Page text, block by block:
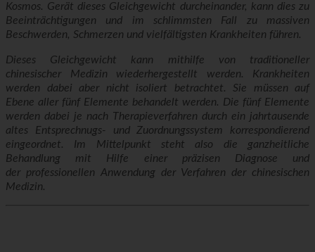
Kosmos. Gerät dieses Gleichgewicht durcheinander, kann dies zu
Beeinträchtigungen und im schlimmsten Fall zu massiven
Beschwerden, Schmerzen und vielfältigsten Krankheiten führen.
Dieses Gleichgewicht kann mithilfe von traditioneller
chinesischer Medizin wiederhergestellt werden. Krankheiten
werden dabei aber nicht isoliert betrachtet. Sie müssen auf
Ebene aller fünf Elemente behandelt werden. Die fünf Elemente
werden dabei je nach Therapieverfahren durch ein jahrtausende
altes Entsprechnugs- und Zuordnungssystem korrespondierend
eingeordnet. Im Mittelpunkt steht also die ganzheitliche
Behandlung mit Hilfe einer präzisen Diagnose und
der professionellen Anwendung der Verfahren der chinesischen
Medizin.